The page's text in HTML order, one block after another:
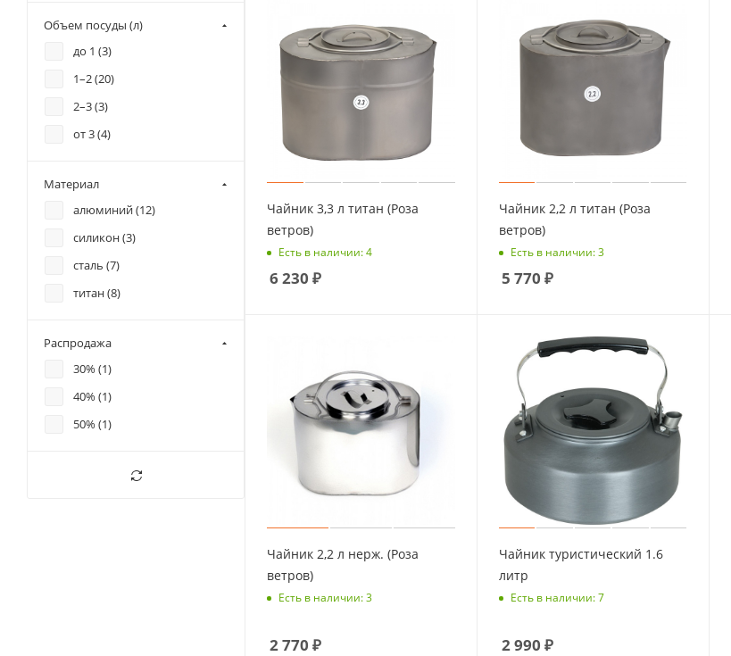
Чайник 3,3 л титан (Роза
ветров)
Есть в наличии: 4
6 230 ₽
Чайник 2,2 л титан (Роза
ветров)
Есть в наличии: 3
5 770 ₽
Чайник 2,2 л нерж. (Роза
ветров)
Есть в наличии: 3
2 770 ₽
Чайник туристический 1.6
литр
Есть в наличии: 7
2 990 ₽
Следопыт (3)
Объем посуды (л)
до 1 (3)
1–2 (20)
2–3 (3)
от 3 (4)
Материал
алюминий (12)
силикон (3)
сталь (7)
титан (8)
Распродажа
30% (1)
40% (1)
50% (1)